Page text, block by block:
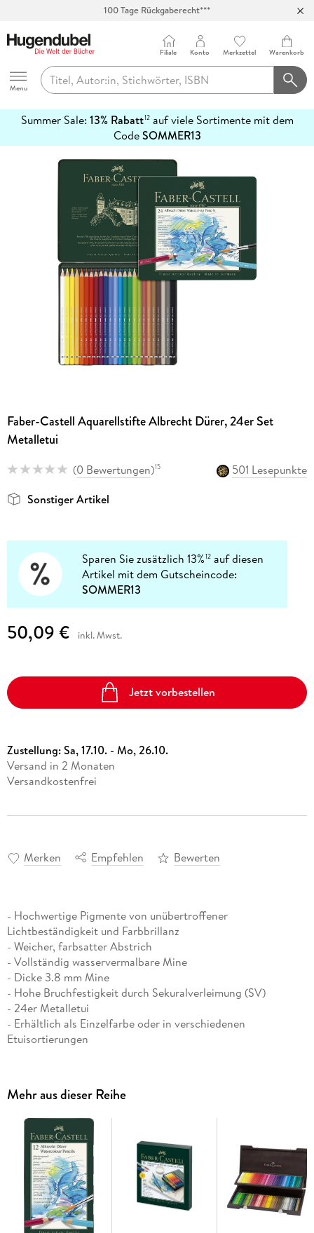
Hugendubel
Menu
Filiale Konto Merkzettel Warenkorb
Summer Sale: 13% Rabatt12auf viele Sortimente mit dem
CodeSOMMER13
erfahren
Faber-Castell Aquarellstifte Albrecht Dürer, 24er Set
Metalletui
(0 Bewertungen)15
501 Lesepunkte
Sonstiger Artikel
Sparen Sie zusätzlich 13%12 auf diesen
Artikel mit dem Gutscheincode:
SOMMER13
50,09 € inkl. Mwst.
Jetzt vorbestellen
Zustellung:Sa, 17.10. - Mo, 26.10.
Versand in 2 Monaten
Versandkostenfrei
Merken Empfehlen Bewerten
- Hochwertige Pigmente von unübertroffener
Lichtbeständigkeit und Farbbrillanz
- Weicher, farbsatter Abstrich
- Vollständig wasservermalbare Mine
- Dicke 3.8 mm Mine
- Hohe Bruchfestigkeit durch Sekuralverleimung (SV)
- 24er Metalletui
- Erhältlich als Einzelfarbe oder in verschiedenen
Etuisortierungen
250-jährige Erfahrung von Faber-Castell sorgen dafür, dass
diese Aquarellbuntstifte in ihrer Leuchtkraft und
Aquarellierbarkeit unübertroffen sind. Schon mit wenigen
Pinselstrichen lässt sich der Farbauftrag nachträglich fein
oder flächig vermalen und entfaltet dabei seine volle,
einzigartige Farbkraft. Je nach
verwendetem Papier lässt sich der Farbauftrag vollständig
auflösen und verhält sich dann wie die klassische
Aquarellfarbe.
Mehr aus dieser Reihe